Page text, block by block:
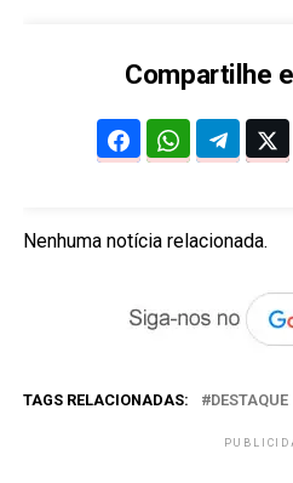
Compartilhe
Nenhuma notícia relacionada.
TAGS RELACIONADAS: DESTAQUE